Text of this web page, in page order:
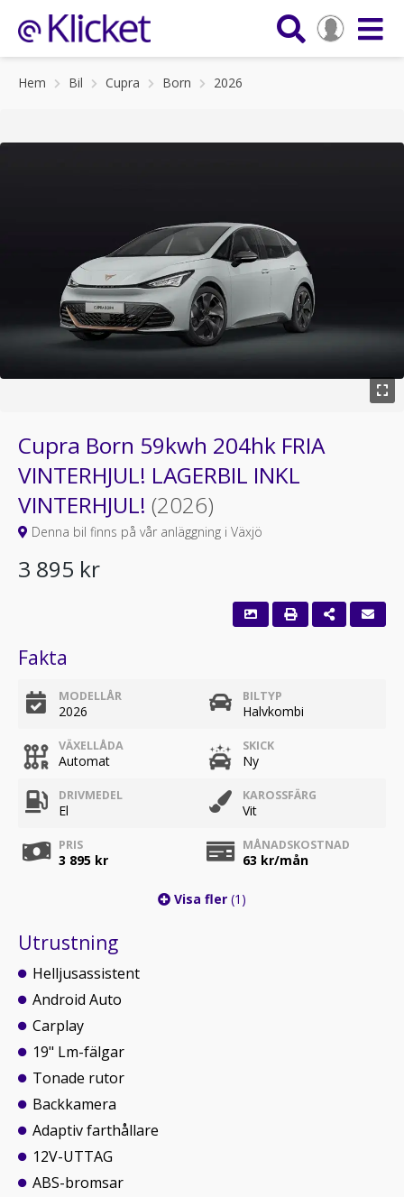
Hem Bil Cupra Born 2026
Cupra Born 59kwh 204hk FRIA
VINTERHJUL! LAGERBIL INKL
VINTERHJUL! (2026)
Denna bil finns på vår anläggning i Växjö
3 895 kr
Fakta
MODELLÅR
2026
BILTYP
Halvkombi
VÄXELLÅDA
Automat
SKICK
Ny
DRIVMEDEL
El
KAROSSFÄRG
Vit
PRIS
3 895 kr
MÅNADSKOSTNAD
63 kr/mån
Visa fler (1)
Utrustning
Helljusassistent
Android Auto
Carplay
19" Lm-fälgar
Tonade rutor
Backkamera
Adaptiv farthållare
12V-UTTAG
ABS-bromsar